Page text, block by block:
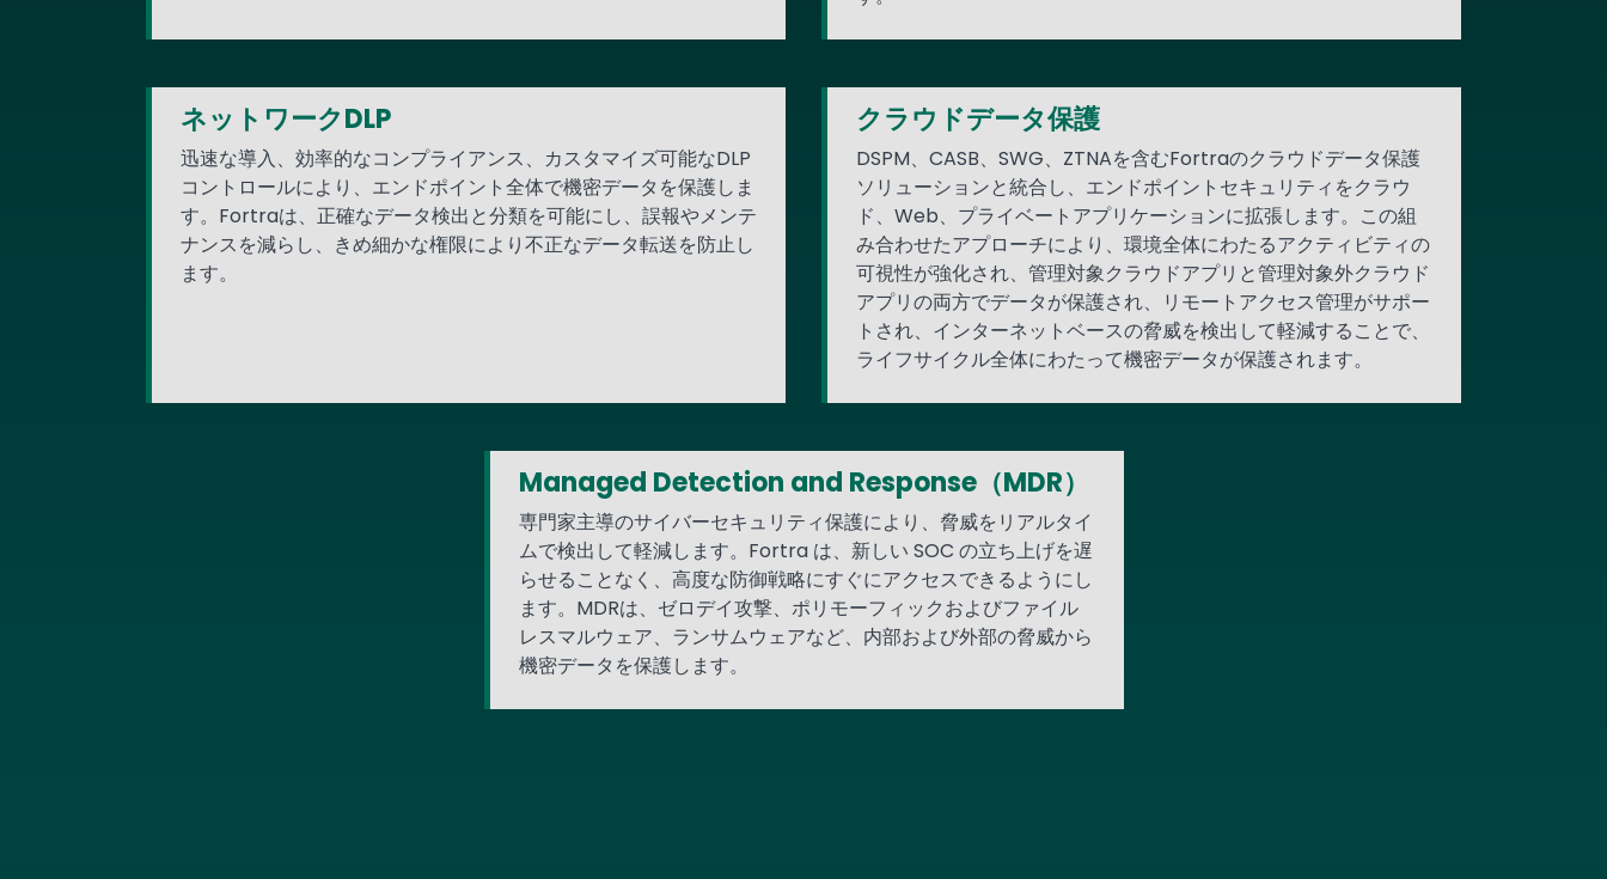
ネットワークDLP
迅速な導入、効率的なコンプライアンス、カスタマイズ可能なDLP
コントロールにより、エンドポイント全体で機密データを保護しま
す。Fortraは、正確なデータ検出と分類を可能にし、誤報やメンテ
ナンスを減らし、きめ細かな権限により不正なデータ転送を防止し
ます。
クラウドデータ保護
DSPM、CASB、SWG、ZTNAを含むFortraのクラウドデータ保護
ソリューションと統合し、エンドポイントセキュリティをクラウ
ド、Web、プライベートアプリケーションに拡張します。この組
み合わせたアプローチにより、環境全体にわたるアクティビティの
可視性が強化され、管理対象クラウドアプリと管理対象外クラウド
アプリの両方でデータが保護され、リモートアクセス管理がサポー
トされ、インターネットベースの脅威を検出して軽減することで、
ライフサイクル全体にわたって機密データが保護されます。
Managed Detection and Response（MDR）
専門家主導のサイバーセキュリティ保護により、脅威をリアルタイ
ムで検出して軽減します。Fortra は、新しい SOC の立ち上げを遅
らせることなく、高度な防御戦略にすぐにアクセスできるようにし
ます。MDRは、ゼロデイ攻撃、ポリモーフィックおよびファイル
レスマルウェア、ランサムウェアなど、内部および外部の脅威から
機密データを保護します。